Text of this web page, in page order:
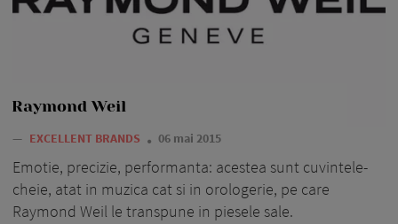
Raymond Weil
— EXCELLENT BRANDS 06 mai 2015
Emotie, precizie, performanta: acestea sunt cuvintele-
cheie, atat in muzica cat si in orologerie, pe care
Raymond Weil le transpune in piesele sale.